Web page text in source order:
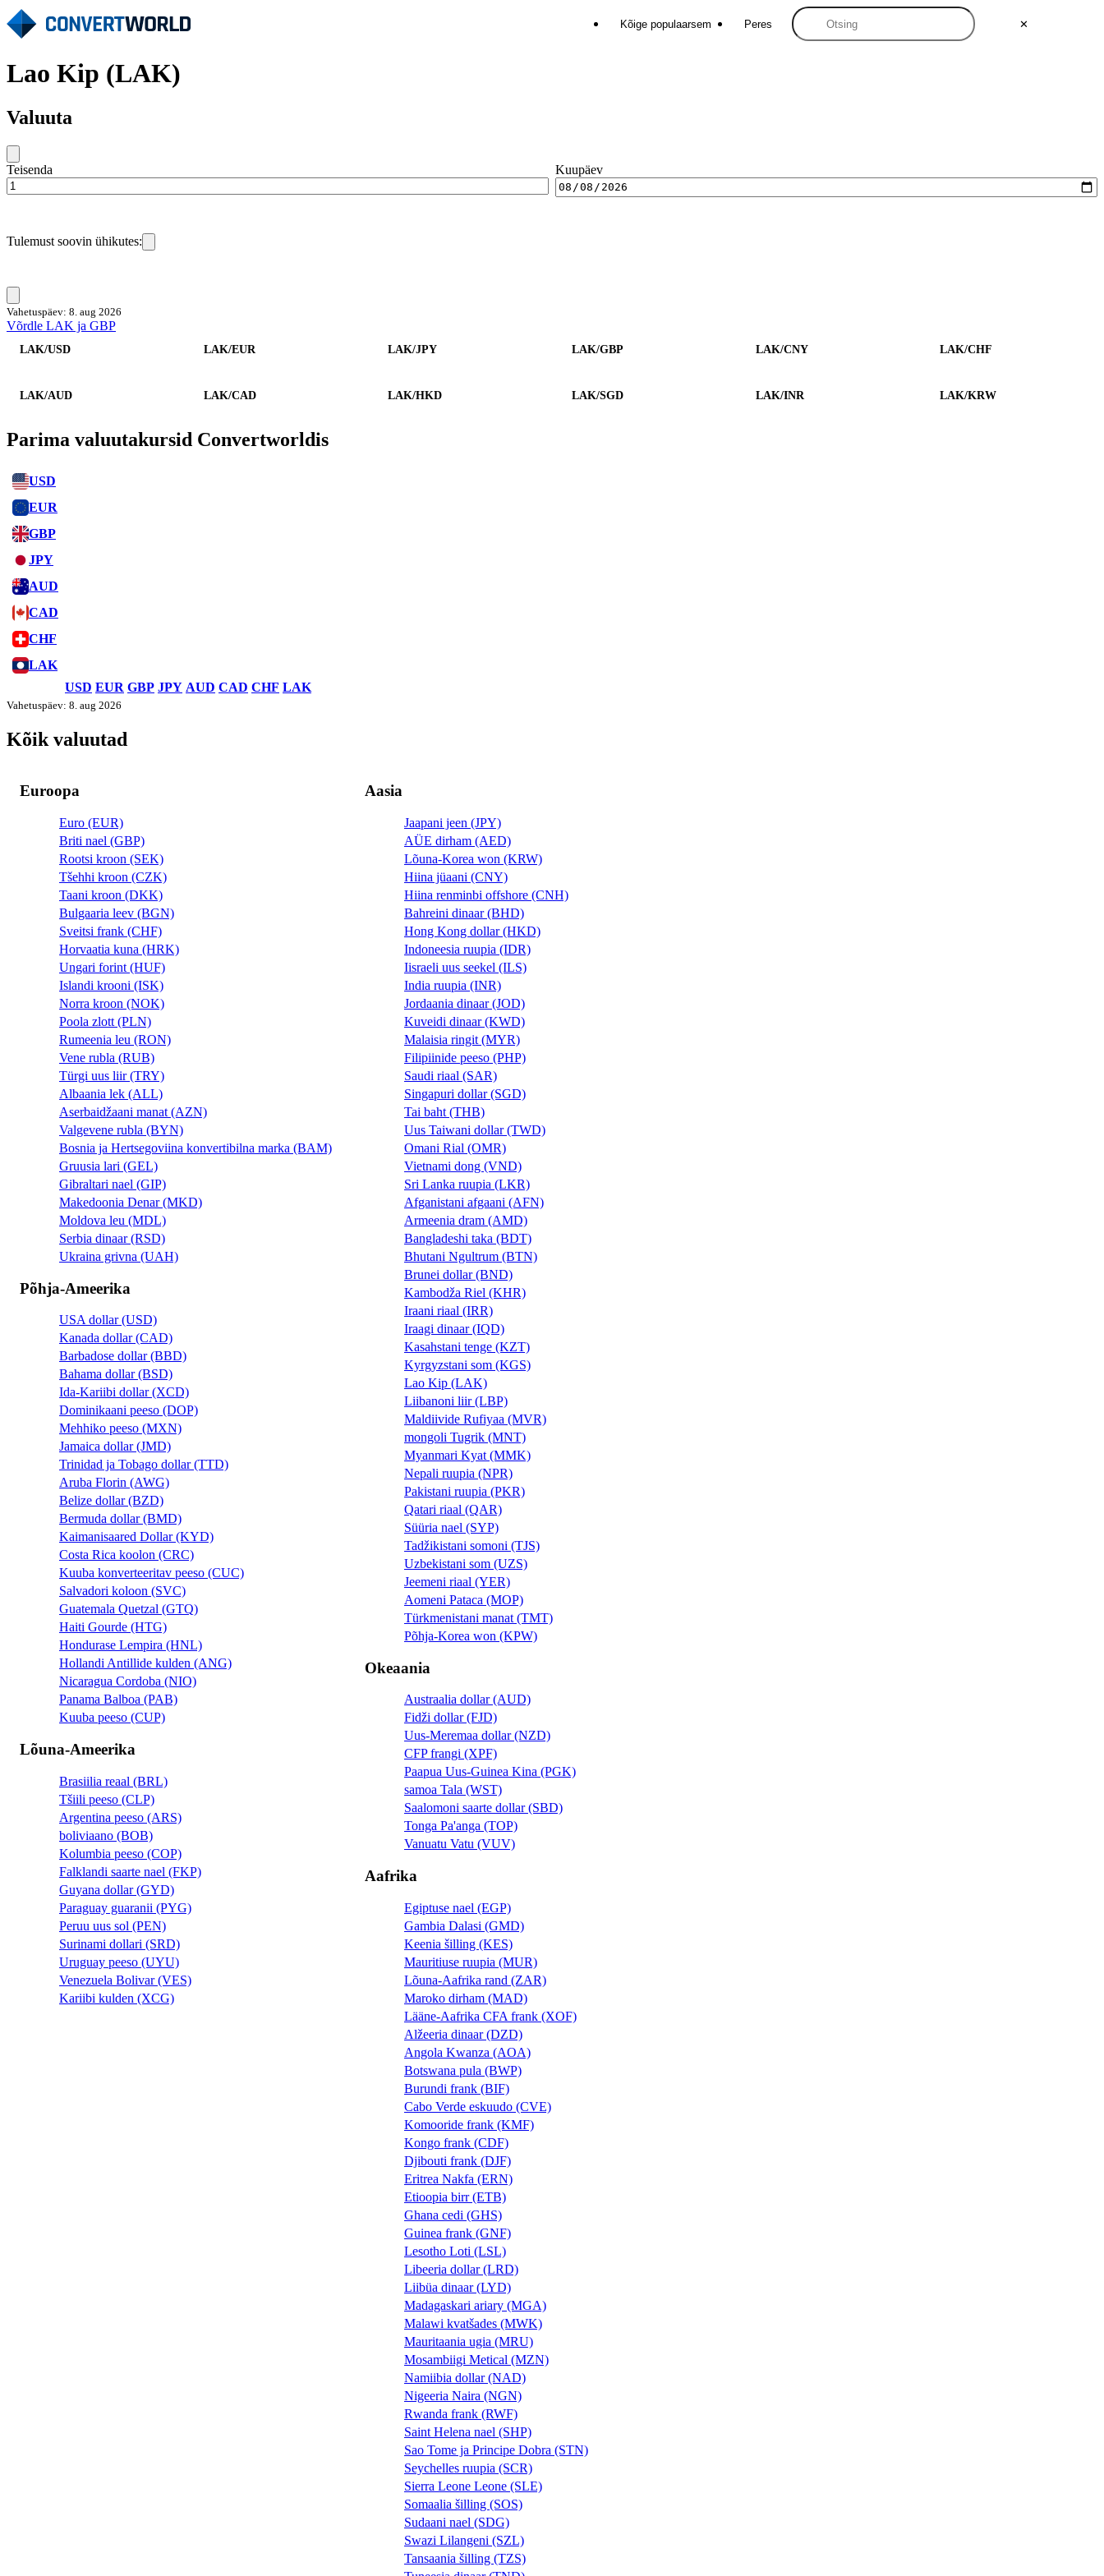
✕
Kõige populaarsem Peres
Lao Kip (LAK)
Valuuta
Teisenda Kuupäev
Tulemust soovin ühikutes:
Vahetuspäev: 8. aug 2026
Võrdle LAK ja GBP
LAK/USD LAK/EUR LAK/JPY LAK/GBP LAK/CNY LAK/CHF
LAK/AUD LAK/CAD LAK/HKD LAK/SGD LAK/INR LAK/KRW
Parima valuutakursid Convertworldis
USD
EUR
GBP
JPY
AUD
CAD
CHF
LAK
USD EUR GBP JPY AUD CAD CHF LAK
Vahetuspäev: 8. aug 2026
Kõik valuutad
Euroopa
Euro (EUR)
Briti nael (GBP)
Rootsi kroon (SEK)
Tšehhi kroon (CZK)
Taani kroon (DKK)
Bulgaaria leev (BGN)
Sveitsi frank (CHF)
Horvaatia kuna (HRK)
Ungari forint (HUF)
Islandi krooni (ISK)
Norra kroon (NOK)
Poola zlott (PLN)
Rumeenia leu (RON)
Vene rubla (RUB)
Türgi uus liir (TRY)
Albaania lek (ALL)
Aserbaidžaani manat (AZN)
Valgevene rubla (BYN)
Bosnia ja Hertsegoviina konvertibilna marka (BAM)
Gruusia lari (GEL)
Gibraltari nael (GIP)
Makedoonia Denar (MKD)
Moldova leu (MDL)
Serbia dinaar (RSD)
Ukraina grivna (UAH)
Põhja-Ameerika
USA dollar (USD)
Kanada dollar (CAD)
Barbadose dollar (BBD)
Bahama dollar (BSD)
Ida-Kariibi dollar (XCD)
Dominikaani peeso (DOP)
Mehhiko peeso (MXN)
Jamaica dollar (JMD)
Trinidad ja Tobago dollar (TTD)
Aruba Florin (AWG)
Belize dollar (BZD)
Bermuda dollar (BMD)
Kaimanisaared Dollar (KYD)
Costa Rica koolon (CRC)
Kuuba konverteeritav peeso (CUC)
Salvadori koloon (SVC)
Guatemala Quetzal (GTQ)
Haiti Gourde (HTG)
Hondurase Lempira (HNL)
Hollandi Antillide kulden (ANG)
Nicaragua Cordoba (NIO)
Panama Balboa (PAB)
Kuuba peeso (CUP)
Lõuna-Ameerika
Brasiilia reaal (BRL)
Tšiili peeso (CLP)
Argentina peeso (ARS)
boliviaano (BOB)
Kolumbia peeso (COP)
Falklandi saarte nael (FKP)
Guyana dollar (GYD)
Paraguay guaranii (PYG)
Peruu uus sol (PEN)
Surinami dollari (SRD)
Uruguay peeso (UYU)
Venezuela Bolivar (VES)
Kariibi kulden (XCG)
Aasia
Jaapani jeen (JPY)
AÜE dirham (AED)
Lõuna-Korea won (KRW)
Hiina jüaani (CNY)
Hiina renminbi offshore (CNH)
Bahreini dinaar (BHD)
Hong Kong dollar (HKD)
Indoneesia ruupia (IDR)
Iisraeli uus seekel (ILS)
India ruupia (INR)
Jordaania dinaar (JOD)
Kuveidi dinaar (KWD)
Malaisia ​​ringit (MYR)
Filipiinide peeso (PHP)
Saudi riaal (SAR)
Singapuri dollar (SGD)
Tai baht (THB)
Uus Taiwani dollar (TWD)
Omani Rial (OMR)
Vietnami dong (VND)
Sri Lanka ruupia (LKR)
Afganistani afgaani (AFN)
Armeenia dram (AMD)
Bangladeshi taka (BDT)
Bhutani Ngultrum (BTN)
Brunei dollar (BND)
Kambodža Riel (KHR)
Iraani riaal (IRR)
Iraagi dinaar (IQD)
Kasahstani tenge (KZT)
Kyrgyzstani som (KGS)
Lao Kip (LAK)
Liibanoni liir (LBP)
Maldiivide Rufiyaa (MVR)
mongoli Tugrik (MNT)
Myanmari Kyat (MMK)
Nepali ruupia (NPR)
Pakistani ruupia (PKR)
Qatari riaal (QAR)
Süüria nael (SYP)
Tadžikistani somoni (TJS)
Uzbekistani som (UZS)
Jeemeni riaal (YER)
Aomeni Pataca (MOP)
Türkmenistani manat (TMT)
Põhja-Korea won (KPW)
Okeaania
Austraalia dollar (AUD)
Fidži dollar (FJD)
Uus-Meremaa dollar (NZD)
CFP frangi (XPF)
Paapua Uus-Guinea Kina (PGK)
samoa Tala (WST)
Saalomoni saarte dollar (SBD)
Tonga Pa'anga (TOP)
Vanuatu Vatu (VUV)
Aafrika
Egiptuse nael (EGP)
Gambia Dalasi (GMD)
Keenia šilling (KES)
Mauritiuse ruupia (MUR)
Lõuna-Aafrika rand (ZAR)
Maroko dirham (MAD)
Lääne-Aafrika CFA frank (XOF)
Alžeeria dinaar (DZD)
Angola Kwanza (AOA)
Botswana pula (BWP)
Burundi frank (BIF)
Cabo Verde eskuudo (CVE)
Komooride frank (KMF)
Kongo frank (CDF)
Djibouti frank (DJF)
Eritrea Nakfa (ERN)
Etioopia birr (ETB)
Ghana cedi (GHS)
Guinea frank (GNF)
Lesotho Loti (LSL)
Libeeria dollar (LRD)
Liibüa dinaar (LYD)
Madagaskari ariary (MGA)
Malawi kvatšades (MWK)
Mauritaania ugia (MRU)
Mosambiigi Metical (MZN)
Namiibia dollar (NAD)
Nigeeria Naira (NGN)
Rwanda frank (RWF)
Saint Helena nael (SHP)
Sao Tome ja Principe Dobra (STN)
Seychelles ruupia (SCR)
Sierra Leone Leone (SLE)
Somaalia šilling (SOS)
Sudaani nael (SDG)
Swazi Lilangeni (SZL)
Tansaania šilling (TZS)